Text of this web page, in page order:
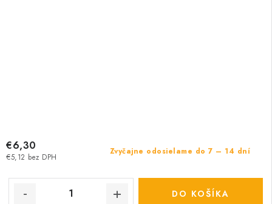
Zvyčajne odosielame do 7 – 14 dní
€5,12 bez DPH
€6,30
DO KOŠÍKA